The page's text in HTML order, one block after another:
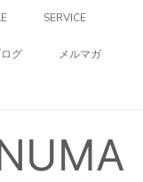
SERVICE
グ メルマガ